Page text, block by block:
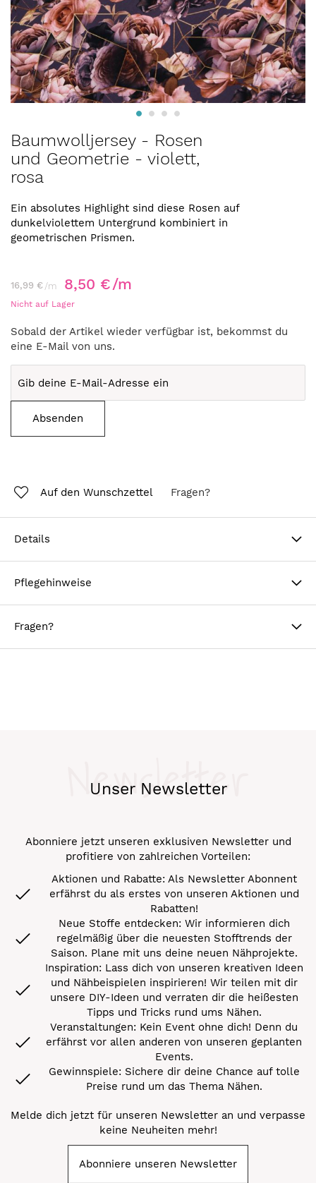
Anfang
der
Bildergalerie
Baumwolljersey - Rosen
und Geometrie - violett,
rosa
Ein absolutes Highlight sind diese Rosen auf
dunkelviolettem Untergrund kombiniert in
geometrischen Prismen.
16,99 € /m 8,50 €/m
Nicht auf Lager
Sobald der Artikel wieder verfügbar ist, bekommst du
eine E-Mail von uns.
Absenden
Auf den Wunschzettel Fragen?
Details
Pflegehinweise
Fragen?
Unser Newsletter
Newsletter
Abonniere jetzt unseren exklusiven Newsletter und
profitiere von zahlreichen Vorteilen:
Aktionen und Rabatte: Als Newsletter Abonnent
erfährst du als erstes von unseren Aktionen und
Rabatten!
Neue Stoffe entdecken: Wir informieren dich
regelmäßig über die neuesten Stofftrends der
Saison. Plane mit uns deine neuen Nähprojekte.
Inspiration: Lass dich von unseren kreativen Ideen
und Nähbeispielen inspirieren! Wir teilen mit dir
unsere DIY-Ideen und verraten dir die heißesten
Tipps und Tricks rund ums Nähen.
Veranstaltungen: Kein Event ohne dich! Denn du
erfährst vor allen anderen von unseren geplanten
Events.
Gewinnspiele: Sichere dir deine Chance auf tolle
Preise rund um das Thema Nähen.
Melde dich jetzt für unseren Newsletter an und verpasse
keine Neuheiten mehr!
Abonniere unseren Newsletter